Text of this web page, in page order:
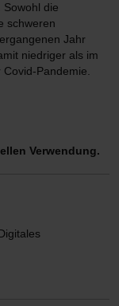
die
schweren
Jahr
niedriger als im
Pandemie.
Verwendung.